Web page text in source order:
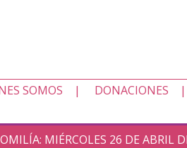
SOMOS
DONACIONES
MIÉRCOLES 26 DE ABRIL